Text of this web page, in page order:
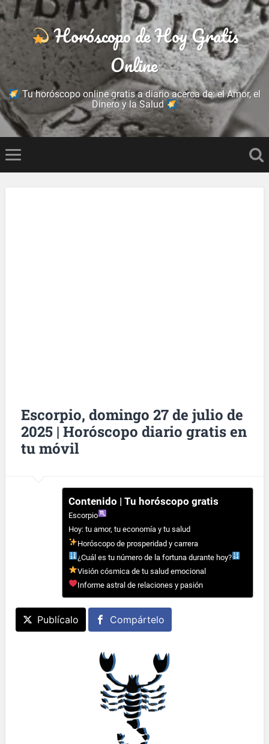
Horóscopo de Hoy Gratis
Online
Tu horóscopo online gratis a diario acerca de: el Amor, el
Dinero y la Salud
Escorpio, domingo 27 de julio de
2025 | Horóscopo diario gratis en
tu móvil
Contenido | Tu horóscopo gratis
Escorpio
Hoy: tu amor, tu economía y tu salud
Horóscopo de prosperidad y carrera
¿Cuál es tu número de la fortuna durante hoy?
Visión cósmica de tu salud emocional
Informe astral de relaciones y pasión
Publícalo Compártelo